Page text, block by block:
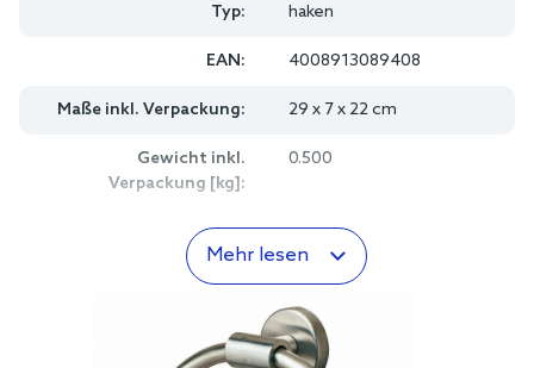
Typ: haken
EAN: 4008913089408
Maße inkl. Verpackung: 29 x 7 x 22 cm
Gewicht inkl.
Verpackung [kg]:
0.500
Mehr lesen